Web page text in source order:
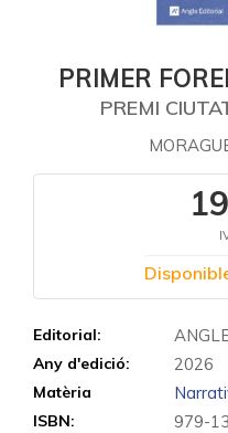
PRIMER
PREMI
Editorial:
Any d'edició: 2026
Matèria
ISBN: 979-